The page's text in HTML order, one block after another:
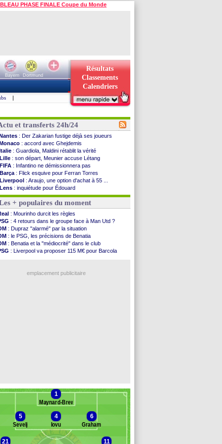
PHASE FINALE Coupe du Monde
Bayern
Dortmund
Résultats
Classements
Calendriers
|
et transferts 24h/24
: Der Zakarian fustige déjà ses joueurs
: accord avec Ghejdemis
: Guardiola, Maldini rétablit la vérité
Lille : son départ, Meunier accuse Létang
FIFA : Infantino ne démissionnera pas
Barça : Flick esquive pour Ferran Torres
Liverpool : Araujo, une option d'achat à 55 ...
Lens : inquiétude pour Édouard
Man Utd: Vitek vendu à Middlesbrough (off.)
PSV : Sano recruté pour 14,5 M€ (officiel)
OM: Coventry pense à Angel Gomes
: Rafel Pol satisfait des progrès
: le Barça vainqueur puis battu
: Calhanoglu prêt à prolonger
: Abdelmonem veut rester
: le classement complet
: les résultats de la soirée
: Ivanovic proche de Lens
+ populaires du moment
: Mourinho durcit les règles
: 4 retours dans le groupe face à Man Utd ?
: Dupraz "alarmé" par la situation
: le PSG, les précisions de Benatia
: Benatia et la "médiocrité" dans le club
: Liverpool va proposer 115 M€ pour Barcola
emplacement publicitaire
1
Maynard-Brewer
5
Sevelj
4
Iovu
6
Graham
21
11